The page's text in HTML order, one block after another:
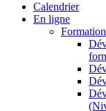
Calendrier
En ligne